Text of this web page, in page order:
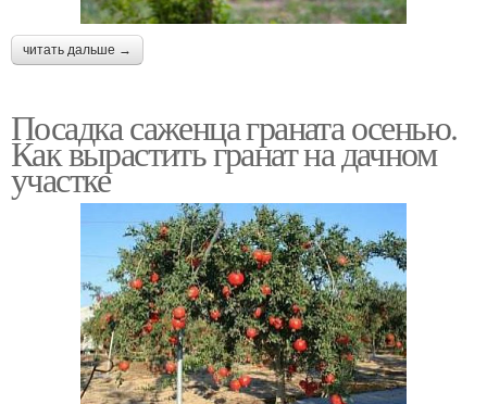
читать дальше →
Посадка саженца граната осенью.
Как вырастить гранат на дачном
участке